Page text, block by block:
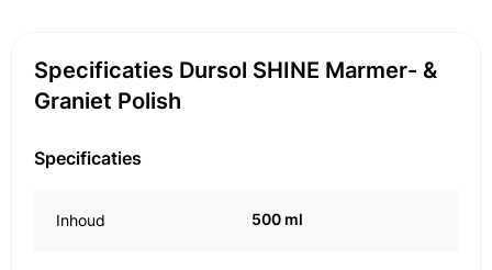
Specificaties Dursol SHINE Marmer- &
Graniet Polish
Specificaties
Inhoud 500 ml